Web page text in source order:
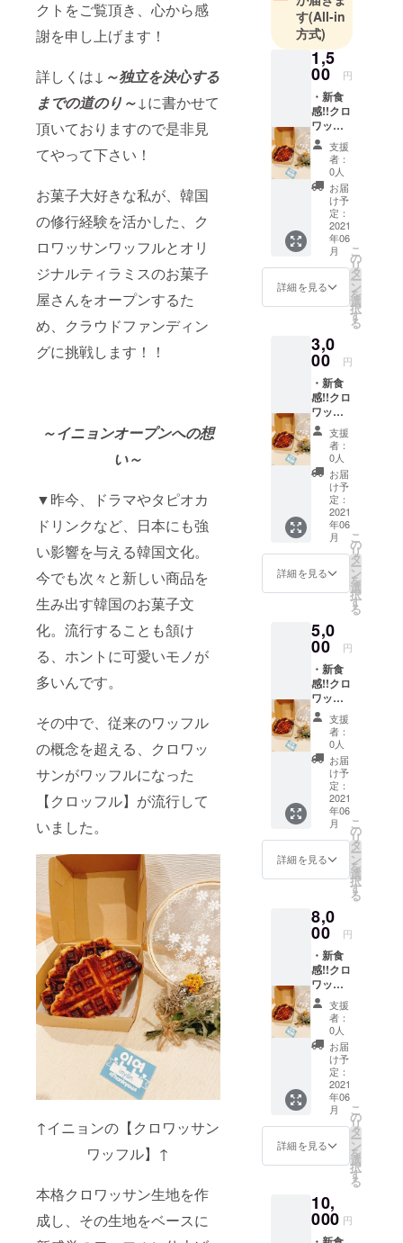
クトをご覧頂き、心から感
謝を申し上げます！
詳しくは↓ ～独立を決心する
までの道のり～↓に書かせて
頂いておりますので是非見
てやって下さい！
お菓子大好きな私が、韓国
の修行経験を活かした、ク
ロワッサンワッフルとオリ
ジナルティラミスのお菓子
屋さんをオープンするた
め、クラウドファンディン
グに挑戦します！！
～イニョンオープンへの想
い～
▼昨今、ドラマやタピオカ
ドリンクなど、日本にも強
い影響を与える韓国文化。
今でも次々と新しい商品を
生み出す韓国のお菓子文
化。流行することも頷け
る、ホントに可愛いモノが
多いんです。
その中で、従来のワッフル
の概念を超える、クロワッ
サンがワッフルになった
【クロッフル】が流行して
いました。
↑イニョンの【クロワッサン
ワッフル】↑
本格クロワッサン生地を作
成し、その生地をベースに
す(All-in
方式)
1,5
00 円
・新食
感!!クロ
ワッサ
ンワッ
フル
×2ヶ ・
inyon自
慢の ☆
極☆も
てない!!
ティラ
ミス
×1ヶ (仕
上げの
お味は
お選び
す) ・お
礼のお
手紙 ※
商品当
日お渡
し、 も
しくは
『引換
券』で
お渡し
しま
す！ リ
ターン
はご来
店下
さった
タイミ
て頂き
ます！
【有効
期限】
閉店が
有効期
限で
す！
支援
者：
0人
お届
け予
定：
2021
年06
月
詳細を見る
こ
の
リ
タ
ー
ン
を
選
択
す
る
3,0
00 円
・新食
感!!クロ
ワッサ
ンワッ
フル
×5ヶ ・
inyon自
慢の ☆
極☆も
てない!!
ティラ
ミス
×3ヶ (仕
上げの
お味は
お選び
す) ・お
礼のお
手紙 ※
商品当
日お渡
し、 も
しくは
『引換
券』で
お渡し
しま
す！ リ
ターン
はご来
店下
さった
タイミ
て頂き
ます！
【有効
期限】
閉店が
有効期
限で
す！
支援
者：
0人
お届
け予
定：
2021
年06
月
詳細を見る
こ
の
リ
タ
ー
ン
を
選
択
す
る
5,0
00 円
・新食
感!!クロ
ワッサ
ンワッ
フル
×5ヶ ・
inyon自
慢の ☆
極☆も
てない!!
ティラ
ミス
×3ヶ (仕
上げの
お味は
お選び
す) ・
しっと
り濃厚!!
チーズ
テリー
ヌor 大
人な味
わい!!生
ショコ
ラテ
リーヌ
or お店
オスス
メ!!お抹
茶テ
リーヌ
よりお
ケーキ1
礼のお
手紙 ※
商品当
支援
者：
0人
お届
け予
定：
2021
年06
月
詳細を見る
こ
の
リ
タ
ー
ン
を
選
択
す
る
8,0
00 円
・新食
感!!クロ
ワッサ
ンワッ
フル
×10ヶ
・inyon
自慢の
☆極☆
もてな
い!!ティ
ラミス
×5ヶ (仕
上げの
お味は
お選び
す) ・
しっと
り濃厚!!
支援
者：
0人
お届
け予
定：
2021
年06
月
詳細を見る
こ
の
リ
タ
ー
ン
を
選
択
す
る
10,
000 円